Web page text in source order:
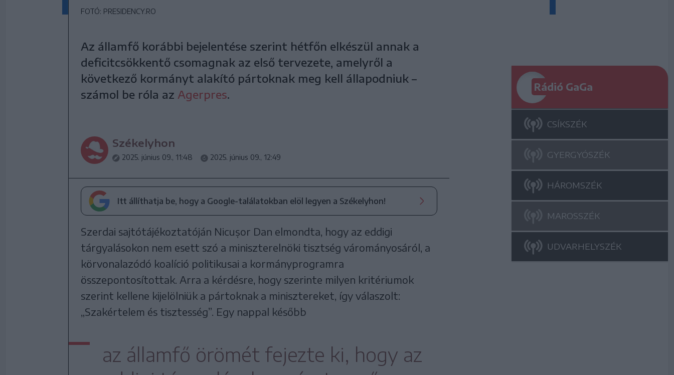
FOTÓ: PRESIDENCY.RO
Az államfő korábbi bejelentése szerint hétfőn elkészül annak a
deficitcsökkentő csomagnak az első tervezete, amelyről a
következő kormányt alakító pártoknak meg kell állapodniuk –
számol be róla az Agerpres.
Székelyhon
2025. június 09., 11:48 2025. június 09., 12:49
Itt állíthatja be, hogy a Google-találatokban elöl legyen a Székelyhon!
Szerdai sajtótájékoztatóján Nicușor Dan elmondta, hogy az eddigi
tárgyalásokon nem esett szó a miniszterelnöki tisztség várományosáról, a
körvonalazódó koalíció politikusai a kormányprogramra
összepontosítottak. Arra a kérdésre, hogy szerinte milyen kritériumok
szerint kellene kijelölniük a pártoknak a minisztereket, így válaszolt:
„Szakértelem és tisztesség”. Egy nappal később
az államfő örömét fejezte ki, hogy az
Rádió GaGa
CSÍKSZÉK
GYERGYÓSZÉK
HÁROMSZÉK
MAROSSZÉK
UDVARHELYSZÉK